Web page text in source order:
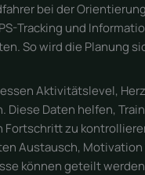
bei der
Tracking und
So wird die Planung
Aktivitätslevel,
Diese Daten helfen,
Fortschritt zu
Austausch, Motivation
können geteilt